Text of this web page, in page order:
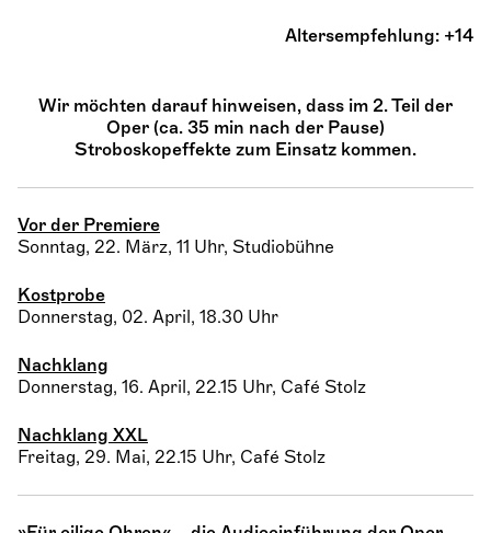
Altersempfehlung: +14
Wir möchten darauf hinweisen, dass im 2. Teil der
Oper (ca. 35 min nach der Pause)
Stroboskopeffekte zum Einsatz kommen.
Vor der Premiere
Sonntag, 22. März, 11 Uhr, Studiobühne
Kostprobe
Donnerstag, 02. April, 18.30 Uhr
Nachklang
Donnerstag, 16. April, 22.15 Uhr, Café Stolz
Nachklang XXL
Freitag, 29. Mai, 22.15 Uhr, Café Stolz